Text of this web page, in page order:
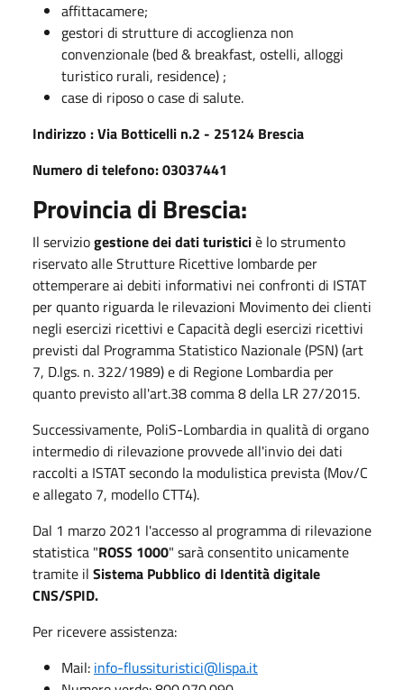
affittacamere;
gestori di strutture di accoglienza non
convenzionale (bed & breakfast, ostelli, alloggi
turistico rurali, residence) ;
case di riposo o case di salute.
Indirizzo : Via Botticelli n.2 - 25124 Brescia
Numero di telefono: 03037441
Provincia di Brescia:
Il serviziogestione dei dati turisticiè lo strumento
riservato alle Strutture Ricettive lombarde per
ottemperare ai debiti informativi nei confronti di ISTAT
per quanto riguarda le rilevazioni Movimento dei clienti
negli esercizi ricettivi e Capacità degli esercizi ricettivi
previsti dal Programma Statistico Nazionale (PSN) (art
7, D.lgs. n. 322/1989) e di Regione Lombardia per
quanto previsto all'art.38 comma 8 della LR 27/2015.
Successivamente, PoliS-Lombardia in qualità di organo
intermedio di rilevazione provvede all'invio dei dati
raccolti a ISTAT secondo la modulistica prevista (Mov/C
e allegato 7, modello CTT4).
Dal 1 marzo 2021 l'accesso al programma di rilevazione
statistica "ROSS 1000" sarà consentito unicamente
tramite il Sistema Pubblico di Identità digitale
CNS/SPID.
Per ricevere assistenza:
Mail: info-flussituristici@lispa.it